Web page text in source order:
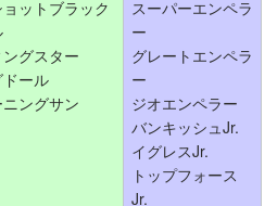
ットブラック
グスター
ール
ングサン
スーパーエンペラ
ー
グレートエンペラ
ー
ジオエンペラー
バンキッシュJr.
イグレスJr.
トップフォース
Jr.